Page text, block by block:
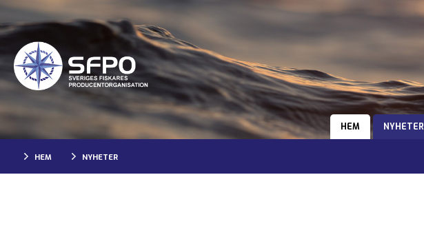
HEM NYHETER
HEM NYHETER